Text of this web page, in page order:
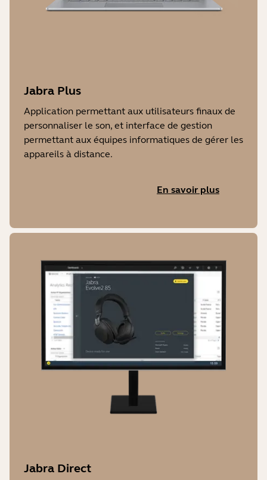
Jabra Plus
Application permettant aux utilisateurs finaux de
personnaliser le son, et interface de gestion
permettant aux équipes informatiques de gérer les
appareils à distance.
En savoir plus
Jabra Direct